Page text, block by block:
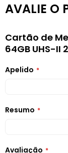
AVALIE O
Cartão de
64GB UHS-II
Apelido
Resumo
Avaliação